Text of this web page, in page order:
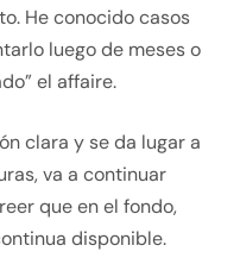
He conocido casos
luego de meses o
el affaire.
clara y se da lugar a
va a continuar
que en el fondo,
disponible.